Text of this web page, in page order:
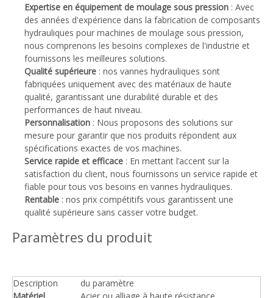
Expertise en équipement de moulage sous pression : Avec
des années d'expérience dans la fabrication de composants
hydrauliques pour machines de moulage sous pression,
nous comprenons les besoins complexes de l'industrie et
fournissons les meilleures solutions.
Qualité supérieure : nos vannes hydrauliques sont
fabriquées uniquement avec des matériaux de haute
qualité, garantissant une durabilité durable et des
performances de haut niveau.
Personnalisation : Nous proposons des solutions sur
mesure pour garantir que nos produits répondent aux
spécifications exactes de vos machines.
Service rapide et efficace : En mettant l’accent sur la
satisfaction du client, nous fournissons un service rapide et
fiable pour tous vos besoins en vannes hydrauliques.
Rentable : nos prix compétitifs vous garantissent une
qualité supérieure sans casser votre budget.
Paramètres du produit
Description
du paramètre
Matériel
Acier ou alliage à haute résistance